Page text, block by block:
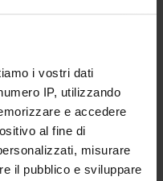
i vostri dati
IP, utilizzando
e accedere
al fine di
misurare
il pubblico e sviluppare